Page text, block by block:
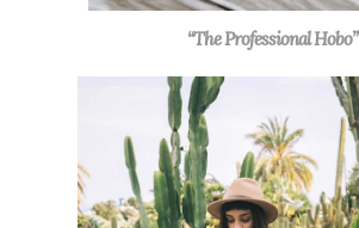
“The Professional Hobo”